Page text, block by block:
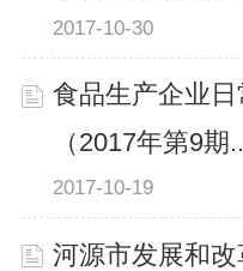
2017-10-30
食品生产企业
（2017年第9期
2017-10-19
河源市发展和